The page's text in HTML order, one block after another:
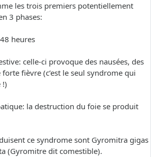
les trois premiers potentiellement
3 phases:
heures
celle-ci provoque des nausées, des
fièvre (c’est le seul syndrome qui
!)
la destruction du foie se produit
ce syndrome sont Gyromitra gigas
(Gyromitre dit comestible).